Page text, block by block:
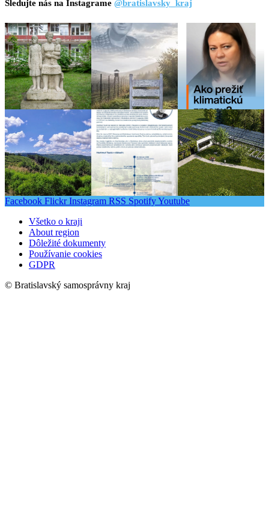
Sledujte nás na Instagrame @bratislavsky_kraj
Facebook Flickr Instagram RSS SpotifyYoutube
Všetko o kraji
About region
Dôležité dokumenty
Používanie cookies
GDPR
© Bratislavský samosprávny kraj